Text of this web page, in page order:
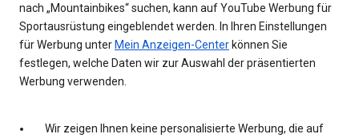
nach „Mountainbikes“ suchen, kann auf YouTube Werbung für
Sportausrüstung eingeblendet werden. In Ihren Einstellungen
für Werbung unter Mein Anzeigen-Center können Sie
festlegen, welche Daten wir zur Auswahl der präsentierten
Werbung verwenden.
Wir zeigen Ihnen keine personalisierte Werbung, die auf